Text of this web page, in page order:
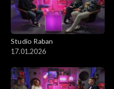
Studio Raban
17.01.2026